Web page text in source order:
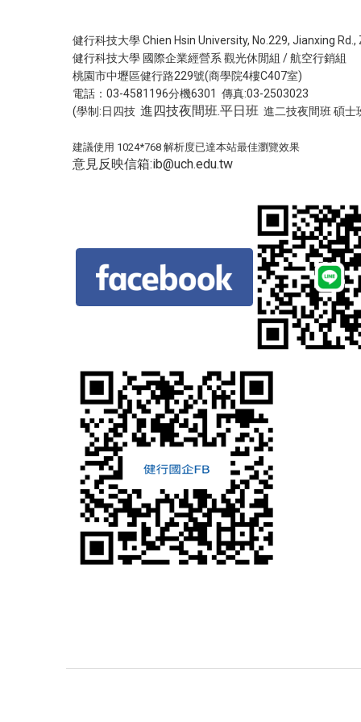
健行科技大學 Chien Hsin University, No.229, Jianxing
健行科技大學 國際企業經營系 觀光休閒組 / 航空行銷組
桃園市中壢區健行路229號(商學院4樓C407室)
電話：03-4581196分機6301 傳真:03-2503023
(學制:日四技 進四技夜間班.平日班 進二技夜間班 碩士
建議使用 1024*768 解析度已達本站最佳瀏覽效果
意見反映信箱:ib@uch.edu.tw